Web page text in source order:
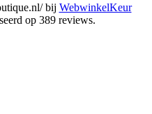
bij WebwinkelKeur
op 389 reviews.